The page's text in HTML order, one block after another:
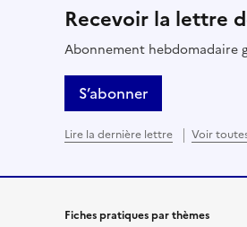
Recevoir la lettre
Abonnement hebdomadaire
S’abonner
Lire la dernière lettre Voir
Fiches pratiques par thèmes